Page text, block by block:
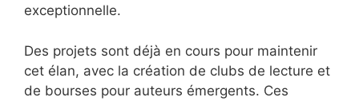
exceptionnelle.
Des projets sont déjà en cours pour maintenir
cet élan, avec la création de clubs de lecture et
de bourses pour auteurs émergents. Ces